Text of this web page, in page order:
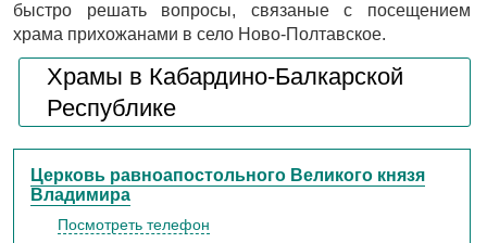
быстро решать вопросы, связаные с посещением
храма прихожанами в село Ново-Полтавское.
Храмы в Кабардино-Балкарской
Республике
Церковь равноапостольного Великого князя
Владимира
Посмотреть телефон